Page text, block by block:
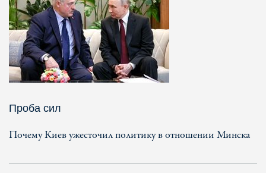
Проба сил
Почему Киев ужесточил политику в отношении Минска